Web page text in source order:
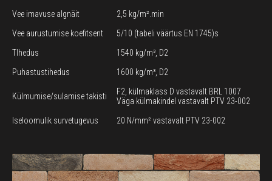
Vee imavuse algnäit
2,5 kg/m².min
Vee aurustumise koefitsent
5/10 (tabeli väärtus EN 1745)s
TIhedus
1540 kg/m³, D2
Puhastustihedus
1600 kg/m³, D2
Külmumise/sulamise takisti
F2, külmaklass D vastavalt BRL 1007
Väga külmakindel vastavalt PTV 23-002
Iseloomulik survetugevus
20 N/mm² vastavalt PTV 23-002